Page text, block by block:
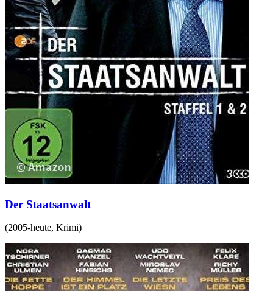
Der Staatsanwalt
(2005-heute, Krimi)